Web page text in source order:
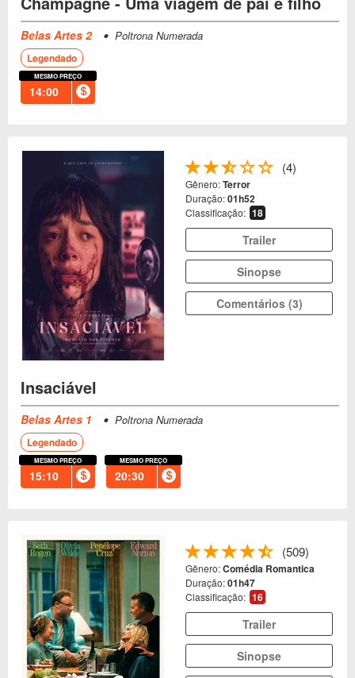
Belas Artes 2 Poltrona Numerada
Legendado
14:00
MESMO PREÇO
(4)
Gênero:Terror
Duração:01h52
Classificação: 18
Trailer
Sinopse
Comentários (3)
Insaciável
Belas Artes 1 Poltrona Numerada
Legendado
15:10
MESMO PREÇO
20:30
MESMO PREÇO
(509)
Gênero:Comédia Romantica
Duração:01h47
Classificação: 16
Trailer
Sinopse